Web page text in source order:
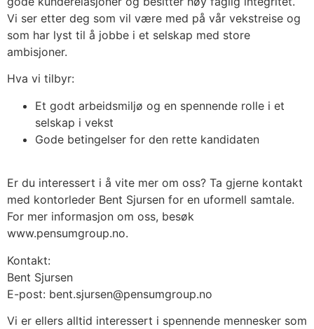
Vi ser etter deg som vil være med på vår vekstreise og
som har lyst til å jobbe i et selskap med store
ambisjoner.
Hva vi tilbyr:
Et godt arbeidsmiljø og en spennende rolle i et
selskap i vekst
Gode betingelser for den rette kandidaten
Er du interessert i å vite mer om oss? Ta gjerne kontakt
med kontorleder Bent Sjursen for en uformell samtale.
For mer informasjon om oss, besøk
www.pensumgroup.no.
Kontakt:
Bent Sjursen
E-post: bent.sjursen@pensumgroup.no
Vi er ellers alltid interessert i spennende mennesker som